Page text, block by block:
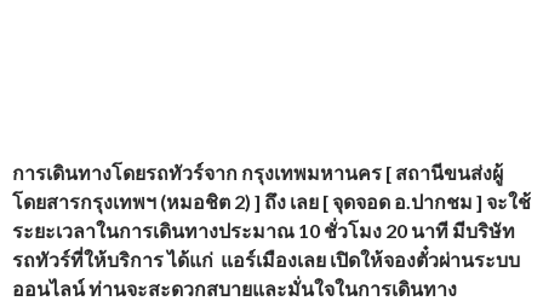
การเดินทางโดยรถทัวร์จาก กรุงเทพมหานคร [ สถานีขนส่งผู้
โดยสารกรุงเทพฯ (หมอชิต 2) ] ถึง เลย [ จุดจอด อ.ปากชม ] จะใช้
ระยะเวลาในการเดินทางประมาณ 10 ชั่วโมง 20 นาที มีบริษัท
รถทัวร์ที่ให้บริการได้แก่ แอร์เมืองเลย เปิดให้จองตั๋วผ่านระบบ
ออนไลน์ ท่านจะสะดวกสบายและมั่นใจในการเดินทาง